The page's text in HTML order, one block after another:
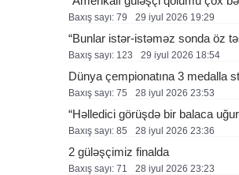
Baxış sayı: 79 29 i̇yul 2026 19:29
“Bunlar istər-istəməz sonda öz
Baxış sayı: 123 29 i̇yul 2026 18:54
Dünya çempionatına 3 medalla
Baxış sayı: 75 28 i̇yul 2026 23:53
“Həlledici görüşdə bir balaca
Baxış sayı: 85 28 i̇yul 2026 23:36
2 güləşçimiz finalda
Baxış sayı: 71 28 i̇yul 2026 23:23